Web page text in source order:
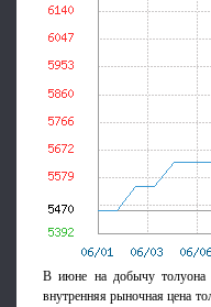
В июне на добычу толуона
внутренняя рыночная цена